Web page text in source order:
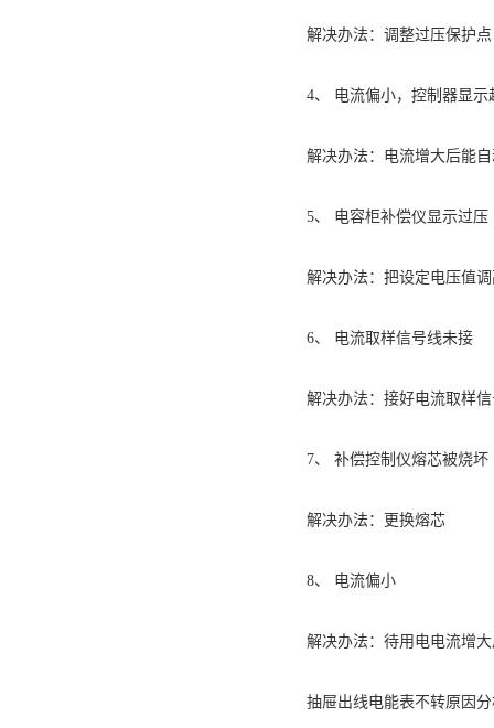
解决办法：调整过压保护点
4、 电流偏小，控制器显示
解决办法：电流增大后能自
5、 电容柜补偿仪显示过压
解决办法：把设定电压值调
6、 电流取样信号线未接
解决办法：接好电流取样信
7、 补偿控制仪熔芯被烧坏
解决办法：更换熔芯
8、 电流偏小
解决办法：待用电电流增大
抽屉出线电能表不转原因分